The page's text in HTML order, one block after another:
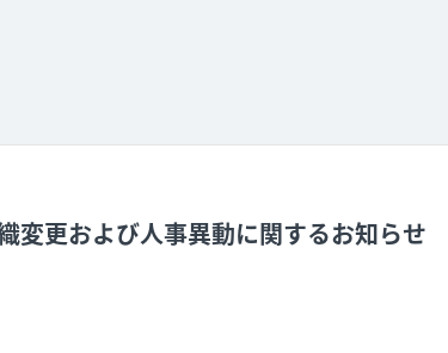
変更および人事異動に関するお知らせ